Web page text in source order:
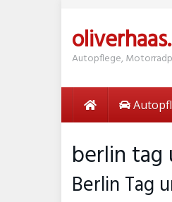
Autopflege,
berlin tag
Berlin Tag